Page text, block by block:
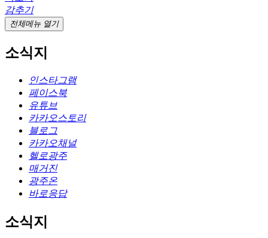
감추기
전체메뉴 열기
소식지
인스타그램
페이스북
유튜브
카카오스토리
블로그
카카오채널
헬로광주
매거진
광주온
바로응답
소식지